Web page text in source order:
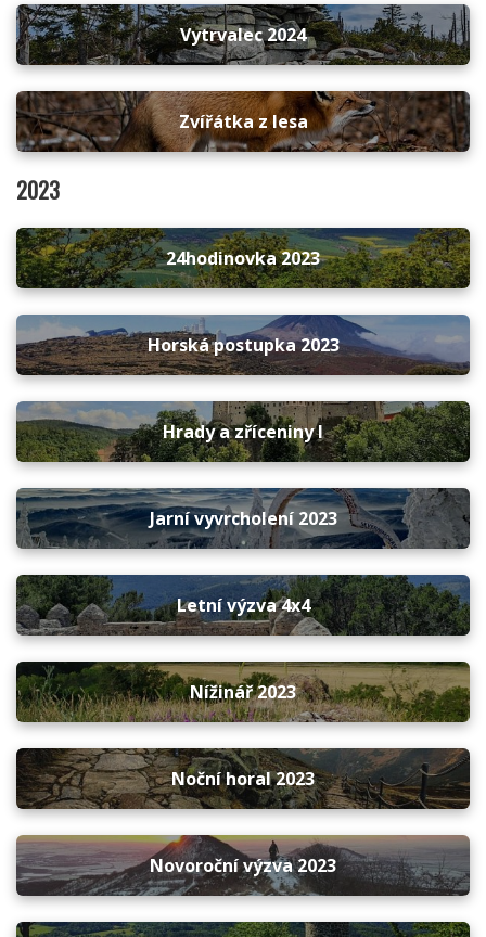
Vytrvalec 2024
Zvířátka z lesa
2023
24hodinovka 2023
Horská postupka 2023
Hrady a zříceniny I
Jarní vyvrcholení 2023
Letní výzva 4x4
Nížinář 2023
Noční horal 2023
Novoroční výzva 2023